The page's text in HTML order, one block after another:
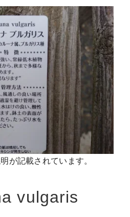
が記載されています。
vulgaris